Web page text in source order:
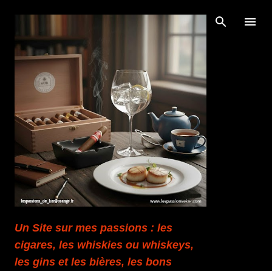
Accéder au contenu principal
Un Site sur mes passions : les
cigares, les whiskies ou whiskeys,
les gins et les bières, les bons